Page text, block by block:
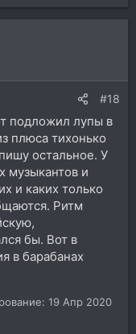
#18
подложил лупы в
плюса тихонько
остальное. У
музыкантов и
и каких только
Ритм
бы. Вот в
в барабанах
19 Апр 2020